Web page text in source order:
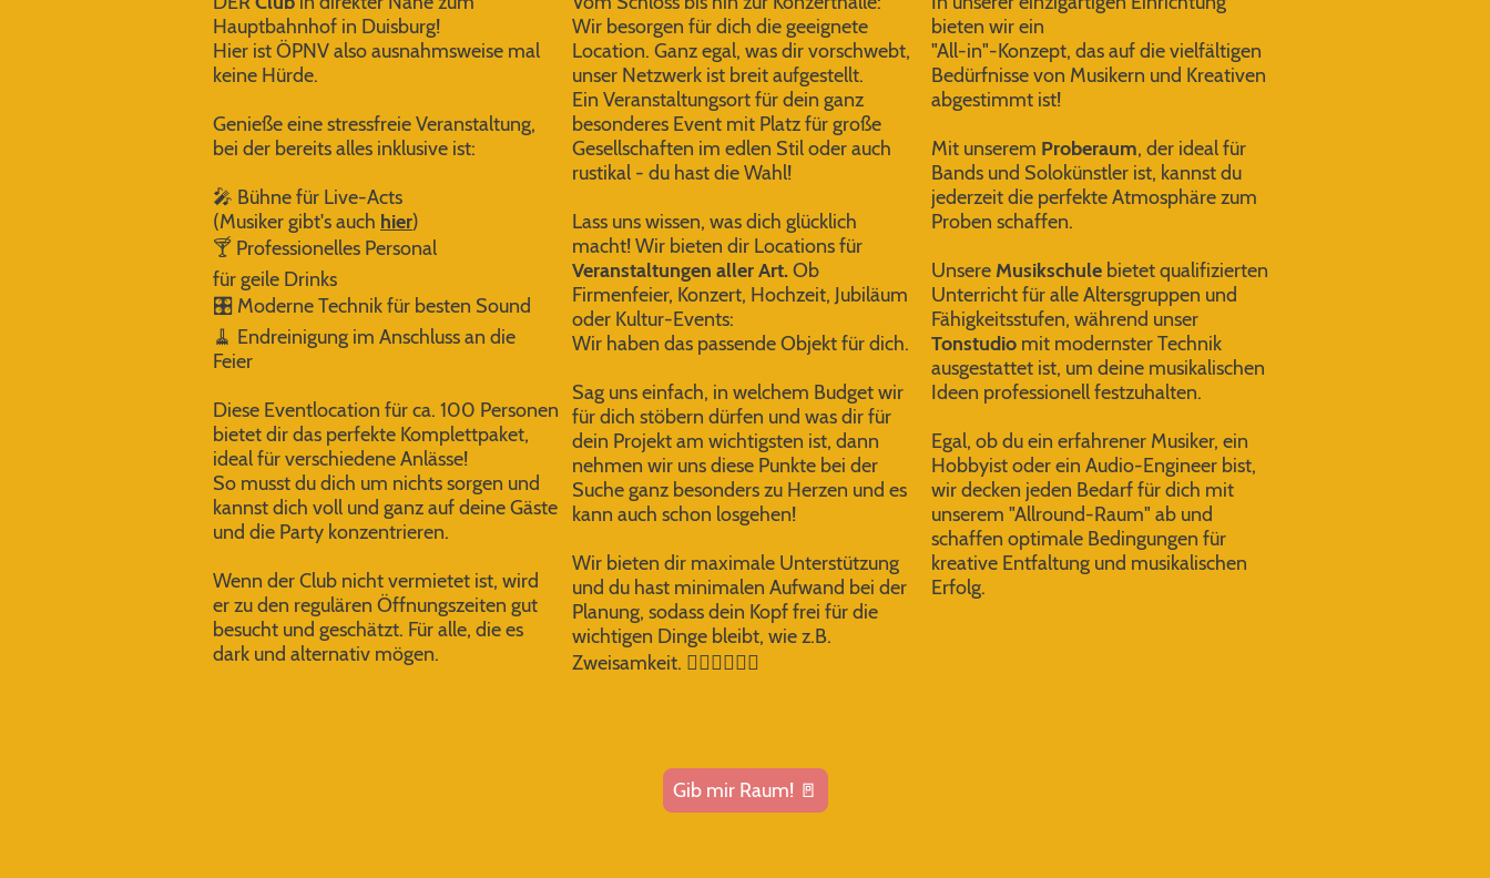
Hauptbahnhof in Duisburg!
Hier ist ÖPNV also ausnahmsweise mal
keine Hürde.
Genieße eine stressfreie Veranstaltung,
bei der bereits alles inklusive ist:
🎤 Bühne für Live-Acts
(Musiker gibt's auch hier)
🍸 Professionelles Personal
für geile Drinks
🎛️ Moderne Technik für besten Sound
🧹 Endreinigung im Anschluss an die
Feier
Diese Eventlocation für ca. 100 Personen
bietet dir das perfekte Komplettpaket,
ideal für verschiedene Anlässe!
So musst du dich um nichts sorgen und
kannst dich voll und ganz auf deine Gäste
und die Party konzentrieren.
Wenn der Club nicht vermietet ist, wird
er zu den regulären Öffnungszeiten gut
besucht und geschätzt. Für alle, die es
dark und alternativ mögen.
Wir besorgen für dich die geeignete
Location. Ganz egal, was dir vorschwebt,
unser Netzwerk ist breit aufgestellt.
Ein Veranstaltungsort für dein ganz
besonderes Event mit Platz für große
Gesellschaften im edlen Stil oder auch
rustikal - du hast die Wahl!
Lass uns wissen, was dich glücklich
macht! Wir bieten dir Locations für
Veranstaltungen aller Art.Ob
Firmenfeier, Konzert, Hochzeit, Jubiläum
oder Kultur-Events:
Wir haben das passende Objekt für dich.
Sag uns einfach, in welchem Budget wir
für dich stöbern dürfen und was dir für
dein Projekt am wichtigsten ist, dann
nehmen wir uns diese Punkte bei der
Suche ganz besonders zu Herzen und es
kann auch schon losgehen!
Wir bieten dir maximale Unterstützung
und du hast minimalen Aufwand bei der
Planung, sodass dein Kopf frei für die
wichtigen Dinge bleibt, wie z.B.
Zweisamkeit. 👩🏼‍❤️‍💋‍👨🏽
bieten wir ein
"All-in"-Konzept, das auf die vielfältigen
Bedürfnisse von Musikern und Kreativen
abgestimmt ist!
Mit unserem Proberaum, der ideal für
Bands und Solokünstler ist, kannst du
jederzeit die perfekte Atmosphäre zum
Proben schaffen.
UnsereMusikschule bietet qualifizierten
Unterricht für alle Altersgruppen und
Fähigkeitsstufen, während unser
Tonstudio mit modernster Technik
ausgestattet ist, um deine musikalischen
Ideen professionell festzuhalten.
Egal, ob du ein erfahrener Musiker, ein
Hobbyist oder ein Audio-Engineer bist,
wir decken jeden Bedarf für dich mit
unserem "Allround-Raum" ab und
schaffen optimale Bedingungen für
kreative Entfaltung und musikalischen
Erfolg.
Gib mir Raum! 🚪